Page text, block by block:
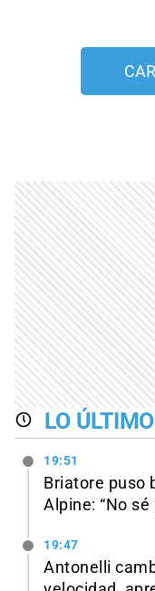
LO ÚLTIMO
19:51
Briatore puso
Alpine: “No
19:47
Antonelli